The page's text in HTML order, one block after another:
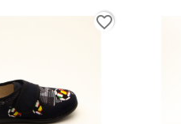
favorite_border